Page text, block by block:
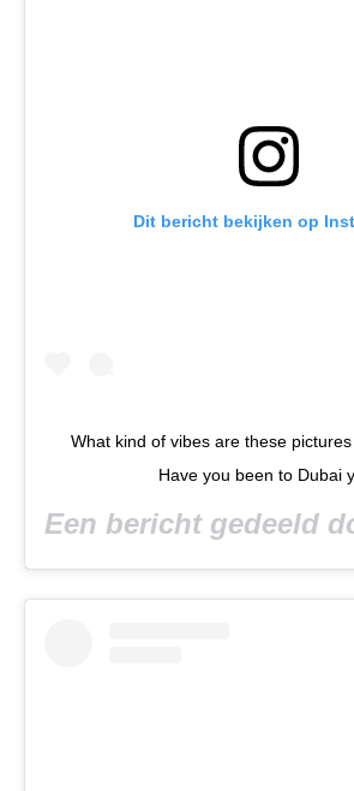
Dit bericht bekijken op
What kind of vibes are these
Have you been to Dubai
Een bericht gedeeld